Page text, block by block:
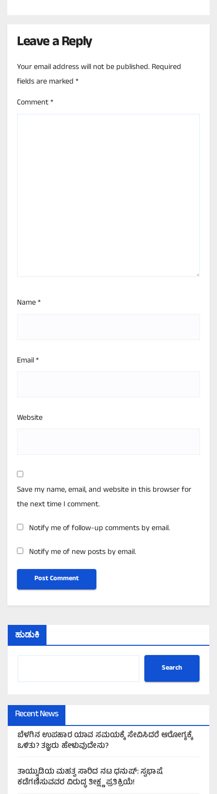
Leave a Reply
Your email address will not be published.Required
fields are marked*
Comment*
Name*
Email*
Website
Save my name, email, and website in this browser for
the next time I comment.
Notify me of follow-up comments by email.
Notify me of new posts by email.
ಹುಡುಕಿ
Search
Recent News
ಬೆಳಗಿನ ಉಪಹಾರ ಯಾವ ಸಮಯಕ್ಕೆ ಸೇವಿಸಿದರೆ ಆರೋಗ್ಯಕ್ಕೆ
ಒಳಿತು? ತಜ್ಞರು ಹೇಳುವುದೇನು?
ತಾಯ್ನುಡಿಯ ಮಹತ್ವ ಸಾರಿದ ನಟ ಧನುಷ್: ಸ್ವಭಾಷೆ
ಕಡೆಗಣಿಸುವವರ ವಿರುದ್ಧ ತೀಕ್ಷ್ಣ ಪ್ರತಿಕ್ರಿಯೆ!